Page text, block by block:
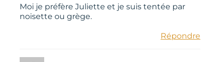
Moi je préfère Juliette et je suis tentée par
noisette ou grège.
Répondre